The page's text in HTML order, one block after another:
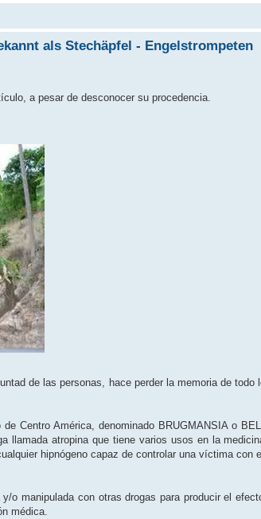
als Stechäpfel - Engelstrompeten
a pesar de desconocer su procedencia.
de las personas, hace perder la memoria de
Centro América, denominado BRUGMANSIA o
llamada atropina que tiene varios usos en la
hipnógeno capaz de controlar una víctima con
o manipulada con otras drogas para producir el
médica.